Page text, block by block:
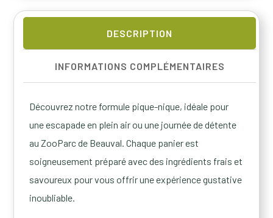
DESCRIPTION
INFORMATIONS COMPLÉMENTAIRES
Découvrez notre formule pique-nique, idéale pour
une escapade en plein air ou une journée de détente
au ZooParc de Beauval. Chaque panier est
soigneusement préparé avec des ingrédients frais et
savoureux pour vous offrir une expérience gustative
inoubliable.